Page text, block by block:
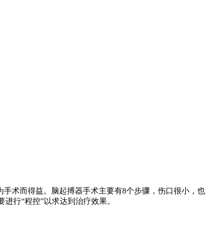
术而得益。脑起搏器手术主要有8个步骤，伤口很小，也
行“程控”以求达到治疗效果。